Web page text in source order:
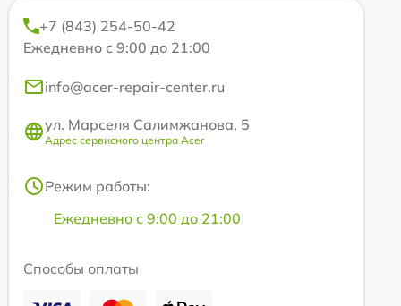
+7 (843) 254-50-42
Ежедневно с 9:00 до 21:00
info@acer-repair-center.ru
ул. Марселя Салимжанова, 5
Адрес сервисного центра Acer
Режим работы:
Ежедневно с 9:00 до 21:00
Способы оплаты